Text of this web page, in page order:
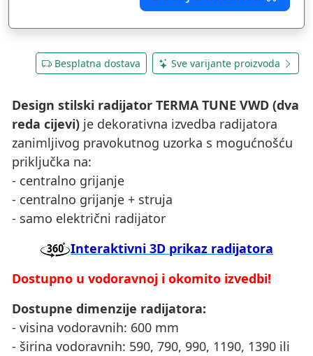
Besplatna dostava Sve varijante proizvoda
Design stilski radijator TERMA TUNE VWD (dva
reda cijevi) je dekorativna izvedba radijatora
zanimljivog pravokutnog uzorka s mogućnošću
priključka na:
- centralno grijanje
- centralno grijanje + struja
- samo električni radijator
Interaktivni 3D prikaz radijatora
Dostupno u vodoravnoj i okomito izvedbi!
Dostupne dimenzije radijatora:
- visina vodoravnih: 600 mm
- širina vodoravnih: 590, 790, 990, 1190, 1390 ili